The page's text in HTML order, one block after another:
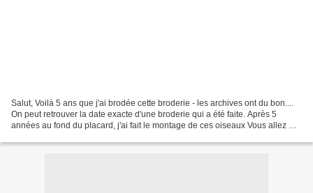
Salut, Voilà 5 ans que j'ai brodée cette broderie - les archives ont du bon....
On peut retrouver la date exacte d'une broderie qui a été faite. Après 5
années au fond du placard, j'ai fait le montage de ces oiseaux Vous allez me